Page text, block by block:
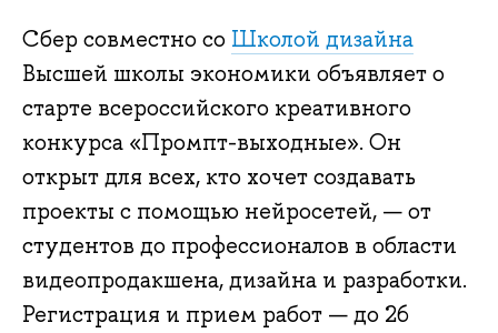
Сбер совместно со Школой дизайна
Высшей школы экономики объявляет о
старте всероссийского креативного
конкурса «Промпт-выходные». Он
открыт для всех, кто хочет создавать
проекты с помощью нейросетей, — от
студентов до профессионалов в области
видеопродакшена, дизайна и разработки.
Регистрация и прием работ — до 26